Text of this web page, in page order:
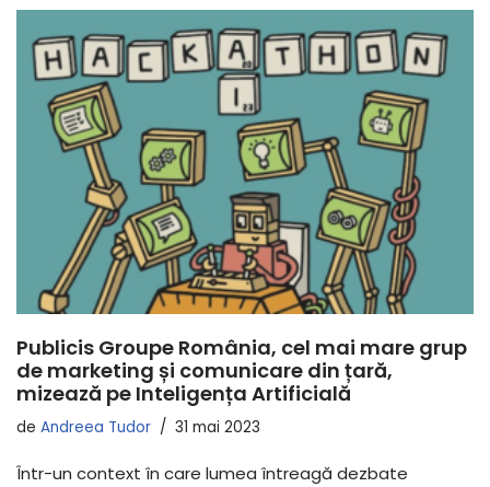
Publicis Groupe România, cel mai mare grup
de marketing și comunicare din țară,
mizează pe Inteligența Artificială
de Andreea Tudor 31 mai 2023
Într-un context în care lumea întreagă dezbate